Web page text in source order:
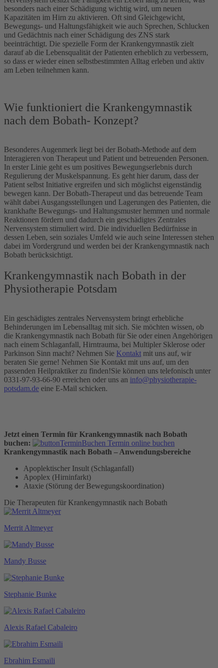
besonders nach einer Schädigung wichtig wird, um neuen
Kapazitäten im Hirn zu aktivieren. Oft sind Gleichgewicht,
Bewegungs- und Haltungsfähigkeit wie auch Sprechen, Schlucken
und Gedächtnis nach einer Schädigung des ZNS stark
beeinträchtigt. Die spezielle Form der Krankengymnastik zielt
darauf ab die Lebensqualität der Patienten erheblich zu verbessern,
so dass er wieder einen selbstbestimmten Alltag erleben und aktiv
am Leben teilnehmen kann.
Wie funktioniert die Krankengymnastik
nach dem Bobath- Konzept?
Besonderes Augenmerk liegt bei der Bobath-Methode auf dem
Interagieren von Therapeut und Patient und betreuenden Personen.
In erster Linie geht es um positives Bewegungserlebnis durch
Regulierung der Muskelspannung. Es geht hier darum, dass der
Patient selbst Initiative ergreifen und sich möglichst eigenständig
bewegen kann. Der Bobath-Therapeut und das betreuende Team
wählt dabei Ausgangsstellungen und Lagerungen des Patienten, die
krankhafte Bewegungs- und Haltungsmuster hemmen und normale
Reaktionen fördern und dadurch ein geschädigtes Zentrales
Nervensystem stimuliert wird. Die individuellen Bedürfnisse in
dessen Leben, sein soziales Umfeld wie auch seine Interessen stehen
dabei im Vordergrund und werden bei der Krankengymnastik nach
Bobath berücksichtigt.
Krankengymnastik nach Bobath in der
Physiotherapie Potsdam
Ein geschädigtes zentrales Nervensystem bringt erhebliche
Behinderungen im Lebensalltag mit sich. Sie möchten wissen, ob
die Krankengymnastik nach Bobath für Sie oder einen Angehörigen
nach einem Schlaganfall, Hirntrauma, bei Multipler Sklerose oder
Parkinson Sinn macht? Nehmen Sie Kontakt mit uns auf, wir
beraten Sie gerne! Nehmen Sie Kontakt mit uns auf, um den
passenden Heilpraktiker zu finden!Sie können uns telefonisch unter
0331-97-93-66-90 erreichen oder uns an info@physiotherapie-
potsdam.de eine E-Mail schicken.
Jetzt einen Termin für Krankengymnastik nach Bobath
buchen:
Termin online buchen
Krankengymnastik nach Bobath – Anwendungsbereiche
Apoplektischer Insult (Schlaganfall)
Apoplex (Hirninfarkt)
Ataxie (Störung der Bewegungskoordination)
Die Therapeuten für Krankengymnastik nach Bobath
Merrit Altmeyer
Mandy Busse
Stephanie Bunke
Alexis Rafael Cabaleiro
Ebrahim Esmaili